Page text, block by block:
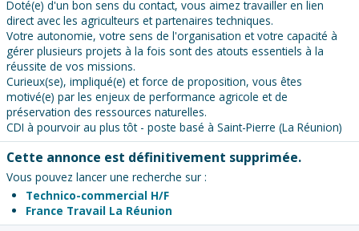
Doté(e) d'un bon sens du contact, vous aimez travailler en lien
direct avec les agriculteurs et partenaires techniques.
Votre autonomie, votre sens de l'organisation et votre capacité à
gérer plusieurs projets à la fois sont des atouts essentiels à la
réussite de vos missions.
Curieux(se), impliqué(e) et force de proposition, vous êtes
motivé(e) par les enjeux de performance agricole et de
préservation des ressources naturelles.
CDI à pourvoir au plus tôt - poste basé à Saint-Pierre (La Réunion)
Cette annonce est définitivement supprimée.
Vous pouvez lancer une recherche sur :
Technico-commercial H/F
France Travail La Réunion